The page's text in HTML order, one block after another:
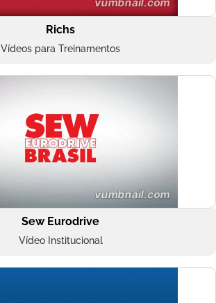
Richs
Vídeos para Treinamentos
Sew Eurodrive
Vídeo Institucional